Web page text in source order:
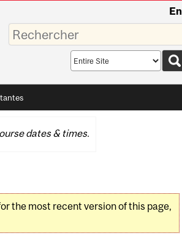
En
Saisissez
vos
mots-
Search
scope
dates & times.
the most recent version of this page,